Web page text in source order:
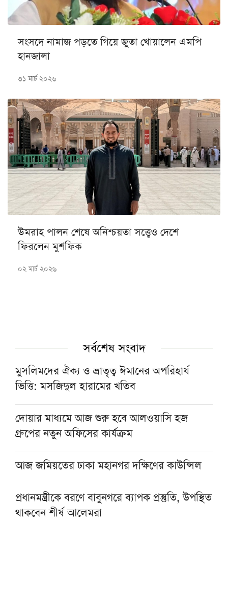
সংসদে নামাজ পড়তে গিয়ে জুতা খোয়ালেন এমপি
হানজালা
৩১ মার্চ ২০২৬
উমরাহ পালন শেষে অনিশ্চয়তা সত্ত্বেও দেশে
ফিরলেন মুশফিক
০২ মার্চ ২০২৬
সর্বশেষ সংবাদ
মুসলিমদের ঐক্য ও ভ্রাতৃত্ব ঈমানের অপরিহার্য
ভিত্তি: মসজিদুল হারামের খতিব
দোয়ার মাধ্যমে আজ শুরু হবে আলওয়াসি হজ
গ্রুপের নতুন অফিসের কার্যক্রম
আজ জমিয়তের ঢাকা মহানগর দক্ষিণের কাউন্সিল
প্রধানমন্ত্রীকে বরণে বাবুনগরে ব্যাপক প্রস্তুতি, উপস্থিত
থাকবেন শীর্ষ আলেমরা